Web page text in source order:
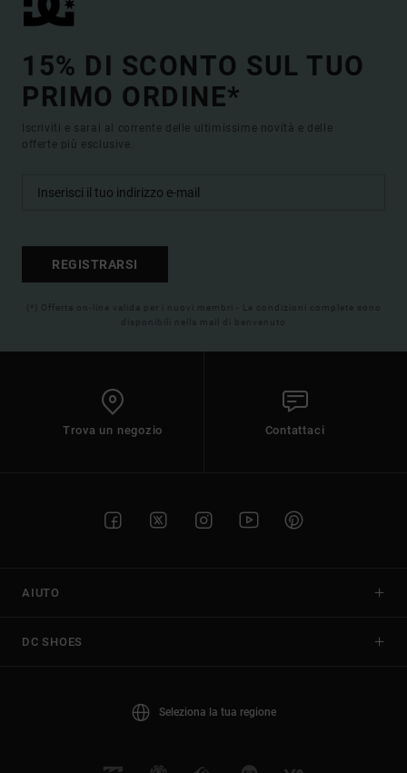
15% DI SCONTO SUL TUO
PRIMO ORDINE*
Iscriviti e sarai al corrente delle ultimissime novità e delle
offerte più esclusive.
REGISTRARSI
(*) Offerta on-line valida per i nuovi membri - Le condizioni complete sono
disponibili nella mail di benvenuto
Trova un negozio Contattaci
AIUTO
DC SHOES
Seleziona la tua regione